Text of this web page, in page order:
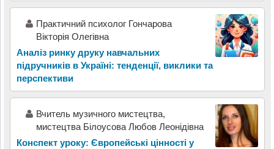
Практичний психолог Гончарова
Вікторія Олегівна
Аналіз ринку друку навчальних
підручників в Україні: тенденції, виклики та
перспективи
Вчитель музичного мистецтва,
мистецтва Білоусова Любов Леонідівна
Конспект уроку: Європейські цінності у